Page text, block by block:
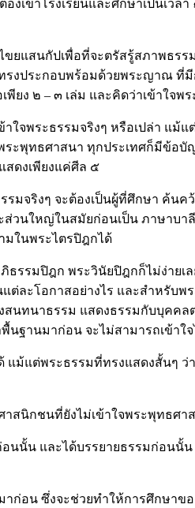
งเข้าโรงเรียนและศึกษาเป็นเ
สนกัปเพื่อที่จะตรัสรู้สภาพธรร
งประกอบพร้อมด้วยพระญาณ ที่
ง ๒ – ๓ เล่ม และคิดว่าเข้าใจพ
จพระธรรมจริงๆ หรือเปล่า แม้
ะพุทธศาสนา ทุกประเทศก็มีข้อ
สดงเพียงแค่ศีล ๕
มจริงๆ จะต้องเป็นผู้ที่ศึกษา ค้น
วนใหญ่ในสมัยก่อนเป็น ภาษาบ
มในพระไตรปิฎกได้
รมปิฎก พระวินัยปิฎกก็ไม่ง่าย
ะโอกาสอย่างไร และสำหรับพ
ทนาธรรม แสดงธรรมกับบุคคล
ฐานมาก่อน จะไม่สามารถเข้าใจ
ม้แต่พระธรรมที่ทรงแสดงสั้นๆ
สนิกชนที่ยังไม่เข้าใจพระพุทธศา
นั้น และได้บรรยายธรรมก่อนนั้
อน ซึ่งจะช่วยทำให้การศึกษาข